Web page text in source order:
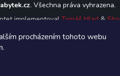
procházením tohoto webu
. Všechna práva vyhrazena.
implementoval Tomáš Hlad &
Vytvořil Shoptet